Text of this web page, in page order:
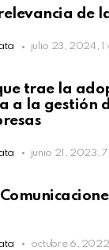
de
julio 23, 2024,
trae la
a la gestión
junio 21, 2023,
octubre 6,